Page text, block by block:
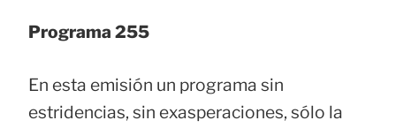
Programa 255
En esta emisión un programa sin
estridencias, sin exasperaciones, sólo la